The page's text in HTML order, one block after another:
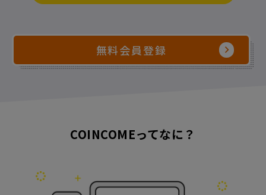
無料会員登録
COINCOMEってなに？